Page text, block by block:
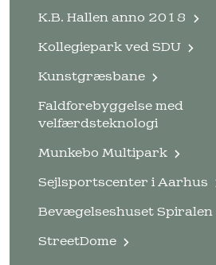
K.B. Hallen anno 2018
Kollegiepark ved SDU
Kunstgræsbane
Faldforebyggelse med
velfærdsteknologi
Munkebo Multipark
Sejlsportscenter i Aarhus
Bevægelseshuset Spiralen
StreetDome